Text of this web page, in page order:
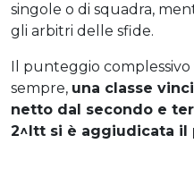
singole o di squadra,
gli arbitri delle sfide.
Il punteggio
sempre, una classe
netto dal secondo e
2^Itt si è aggiudicata il